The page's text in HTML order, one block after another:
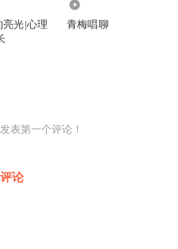
光|心理
青梅唱聊
表第一个评论！
论